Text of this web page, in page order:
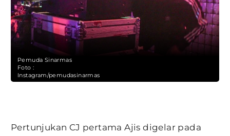
Pemuda Sinarmas
Foto :
Instagram/pemudasinarmas
Pertunjukan CJ pertama Ajis digelar pada